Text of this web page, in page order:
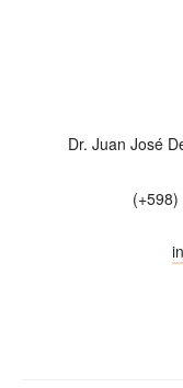
Dr. Juan José